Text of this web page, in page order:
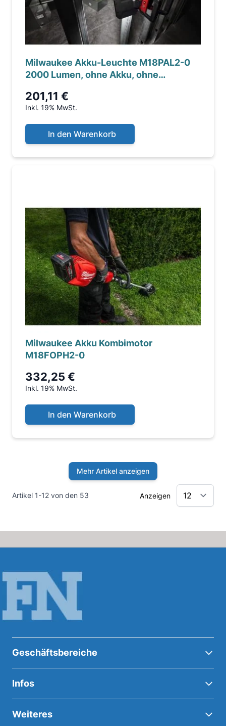
Milwaukee Akku-Leuchte M18PAL2-0
2000 Lumen, ohne Akku, ohne
201,11 €
Inkl. 19% MwSt.
In den Warenkorb
Milwaukee Akku Kombimotor
M18FOPH2-0
332,25 €
Inkl. 19% MwSt.
In den Warenkorb
Artikel 1-12 von den 53
Mehr Artikel anzeigen
Anzeigen
Geschäftsbereiche
Infos
Weiteres